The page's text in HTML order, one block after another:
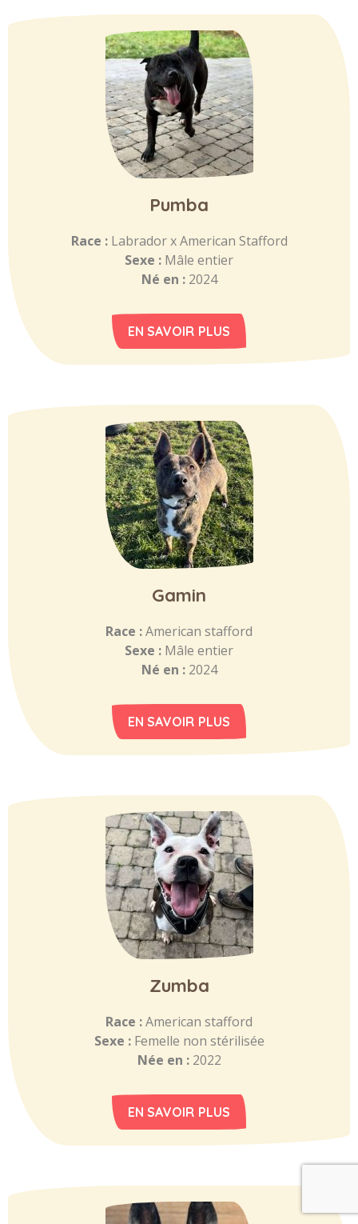
Pumba
Race : Labrador x American Stafford
Sexe : Mâle entier
Né en : 2024
EN SAVOIR PLUS
Gamin
Race :American stafford
Sexe : Mâle entier
Né en : 2024
EN SAVOIR PLUS
Zumba
Race :American stafford
Sexe : Femelle non stérilisée
Née en : 2022
EN SAVOIR PLUS